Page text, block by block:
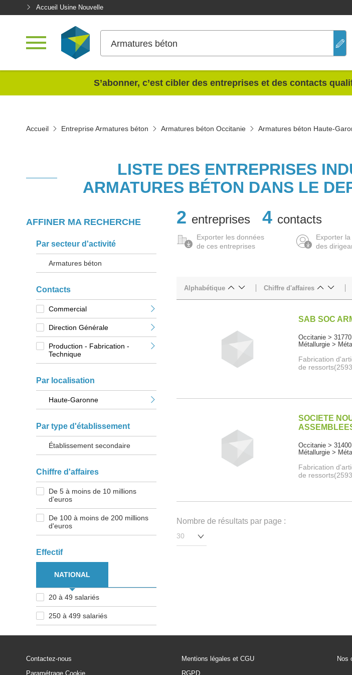
Accueil Usine Nouvelle
Armatures béton
S’abonner, c’est cibler des entreprises et des contacts
Accueil Entreprise Armatures béton Armatures béton Occitanie Armatures béton Haute-
LISTE DES ENTREPRISES
ARMATURES BÉTON DANS LE
AFFINER MA RECHERCHE
Par secteur d'activité
Armatures béton
Contacts
Commercial
Direction Générale
Production - Fabrication -
Technique
Par localisation
Haute-Garonne
Par type d'établissement
Établissement secondaire
Chiffre d'affaires
De 5 à moins de 10 millions
d'euros
De 100 à moins de 200 millions
d'euros
Effectif
NATIONAL
20 à 49 salariés
250 à 499 salariés
2 entreprises 4 contacts
Exporter les données
de ces entreprises
Exporter la
des
Alphabétique Chiffre d'affaires
SAB SOC
Occitanie >
Métallurgie >
Fabrication
de
SOCIETE
Occitanie >
Métallurgie >
Fabrication
de
Nombre de résultats par page :
Contactez-nous
Paramétrage Cookie
Mentions légales et CGU
RGPD
Nos